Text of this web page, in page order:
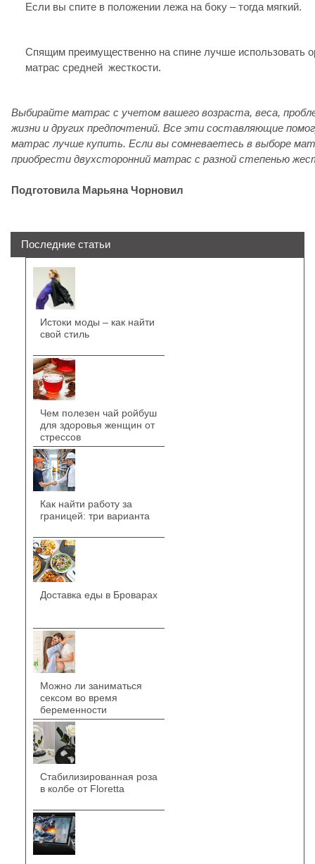
Если вы спите в положении лежа на боку – тогда мягкий.
Спящим преимущественно на спине лучше использовать
матрас средней жесткости.
Выбирайте матрас с учетом вашего возраста, веса,
жизни и других предпочтений. Все эти составляющие
матрас лучше купить. Если вы сомневаетесь в выборе
приобрести двухсторонний матрас с разной степенью
Подготовила Марьяна Чорновил
Последние статьи
Истоки моды – как найти
свой стиль
Чем полезен чай ройбуш
для здоровья женщин от
стрессов
Как найти работу за
границей: три варианта
Доставка еды в Броварах
Можно ли заниматься
сексом во время
беременности
Стабилизированная роза
в колбе от Floretta